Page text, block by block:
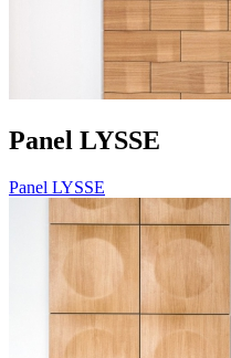
Panel LYSSE
Panel LYSSE